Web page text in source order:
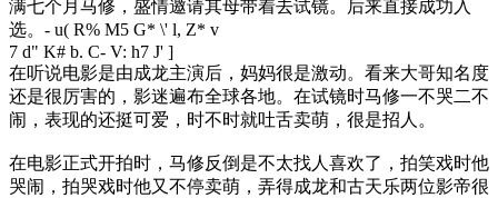
满七个月马修，盛情邀请其母带着去试镜。后来直接成功入
选。 - u( R% M5 G* \' l, Z* v
7 d" K# b. C- V: h7 J' ]
在听说电影是由成龙主演后，妈妈很是激动。看来大哥知名度
还是很厉害的，影迷遍布全球各地。在试镜时马修一不哭二不
闹，表现的还挺可爱，时不时就吐舌卖萌，很是招人。
在电影正式开拍时，马修反倒是不太找人喜欢了，拍笑戏时他
哭闹，拍哭戏时他又不停卖萌，弄得成龙和古天乐两位影帝很